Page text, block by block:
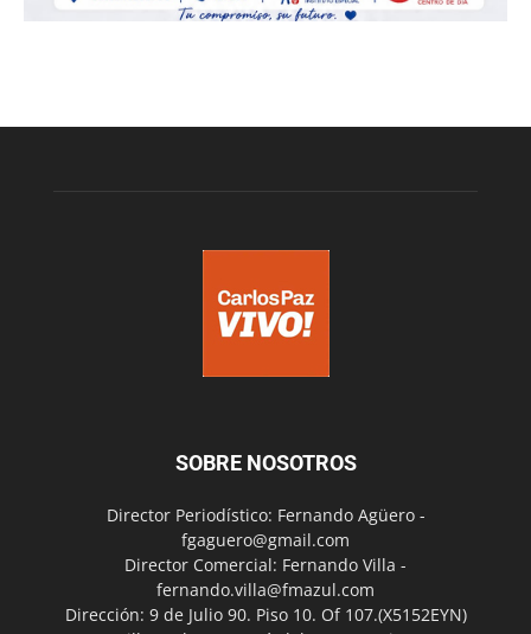
SOBRE NOSOTROS
Director Periodístico: Fernando Agüero -
fgaguero@gmail.com
Director Comercial: Fernando Villa -
fernando.villa@fmazul.com
Dirección: 9 de Julio 90. Piso 10. Of 107.(X5152EYN)